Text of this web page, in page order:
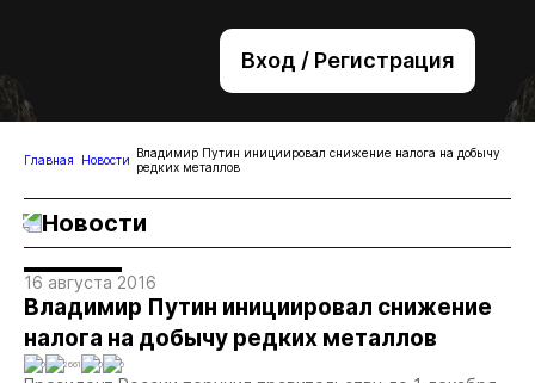
Вход / Регистрация
+7 (495) 221-76-32
bsv@zolteh.ru
Главная Новости Владимир Путин инициировал снижение налога на добычу
редких металлов
Новости
16 августа 2016
Владимир Путин инициировал снижение
налога на добычу редких металлов
0 2661 0 0